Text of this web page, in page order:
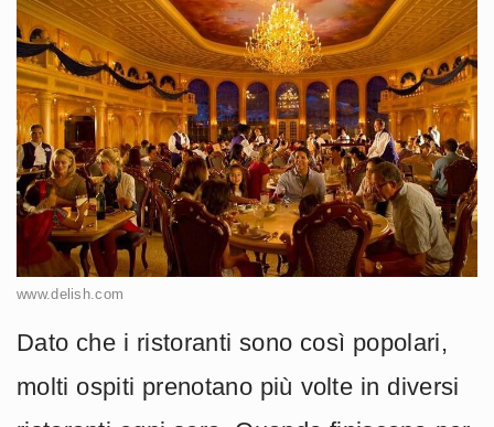
www.delish.com
Dato che i ristoranti sono così popolari,
molti ospiti prenotano più volte in diversi